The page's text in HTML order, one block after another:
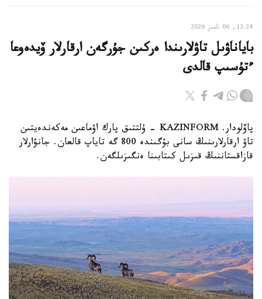
13:24, 06 تامىز 2026
باياناۋىل تاۋلارىندا ەركىن جۇرگەن ارقارلار ۆيدەوعا
ءتۇسىپ قالدى
پاۆلودار. KAZINFORM - ۇلتتىق پارك اۋماعىن مەكەندەيتىن
تاۋ ارقارلارىنىڭ سانى بۇگىندە 800 گە تاياپ قالعان. جانۋارلار
قازاقستاننىڭ قىزىل كىتابىنا ەنگىزىلگەن.